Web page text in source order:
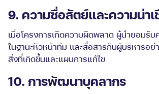
9. ความซื่อสัตย์และความน่า
เมื่อโครงการเกิดความผิดพลาด ผู้นำยอมรั
ในฐานะหัวหน้าทีม และสื่อสารกับผู้บริหารอย่
สิ่งที่เกิดขึ้นและแผนการแก้ไข
10. การพัฒนาบุคลากร